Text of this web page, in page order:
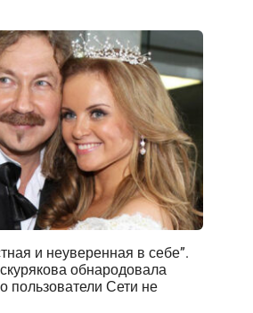
и неуверенная в себе”.
обнародовала
пользователи Сети не